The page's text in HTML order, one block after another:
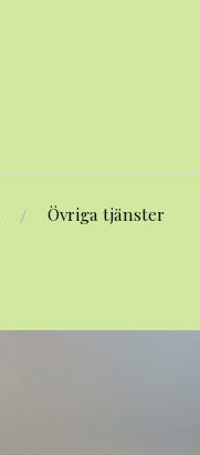
Övriga tjänster